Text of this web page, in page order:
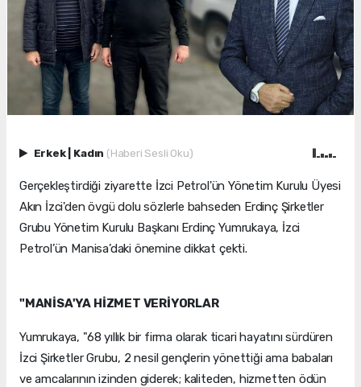
Erkek Kadın (Haberi Sesli Oku)
Gerçekleştirdiği ziyarette İzci Petrol'ün Yönetim Kurulu Üyesi
Akın İzci'den övgü dolu sözlerle bahseden Erdinç Şirketler
Grubu Yönetim Kurulu Başkanı Erdinç Yumrukaya, İzci
Petrol’ün Manisa’daki önemine dikkat çekti.
"MANİSA'YA HİZMET VERİYORLAR
Yumrukaya, "68 yıllık bir firma olarak ticari hayatını sürdüren
İzci Şirketler Grubu, 2 nesil gençlerin yönettiği ama babaları
ve amcalarının izinden giderek; kaliteden, hizmetten ödün